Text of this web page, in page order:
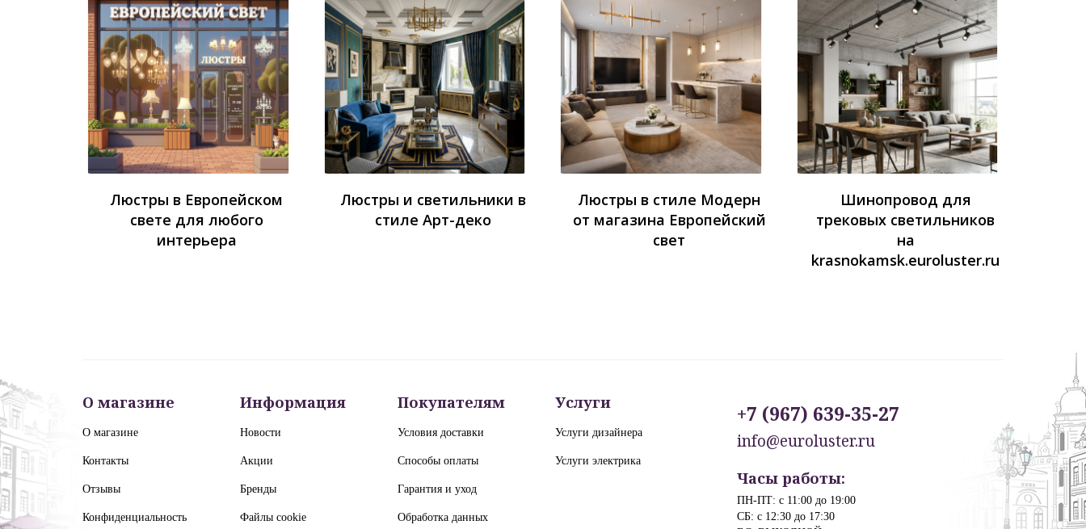
Люстры в Европейском
свете для любого
интерьера
Люстры и светильники в
стиле Арт-деко
Люстры в стиле Модерн
от магазина Европейский
свет
Шинопровод для
трековых светильников
на
krasnokamsk.euroluster.ru
О магазине
О магазине
Контакты
Отзывы
Конфиденциальность
Информация
Новости
Акции
Бренды
Файлы cookie
Покупателям
Условия доставки
Способы оплаты
Гарантия и уход
Обработка данных
Услуги
Услуги дизайнера
Услуги электрика
+7 (967) 639-35-27
info@euroluster.ru
Часы работы:
ПН-ПТ: с 11:00 до 19:00
СБ: с 12:30 до 17:30